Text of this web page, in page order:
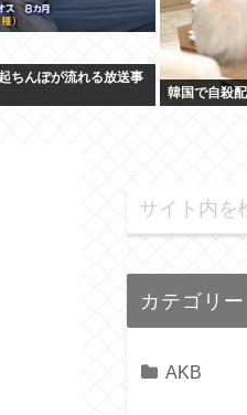
ちんぽが流れる放送事
韓国で自殺
カテゴリー
AKB